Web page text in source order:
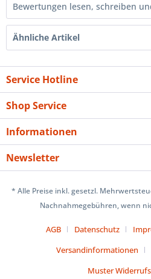
Bewertungen lesen, schreiben
Ähnliche Artikel
Service Hotline
Shop Service
Informationen
Newsletter
* Alle Preise inkl. gesetzl.
Nachnahmegebühren, wenn
AGB Datenschutz
Versandinformationen
Muster